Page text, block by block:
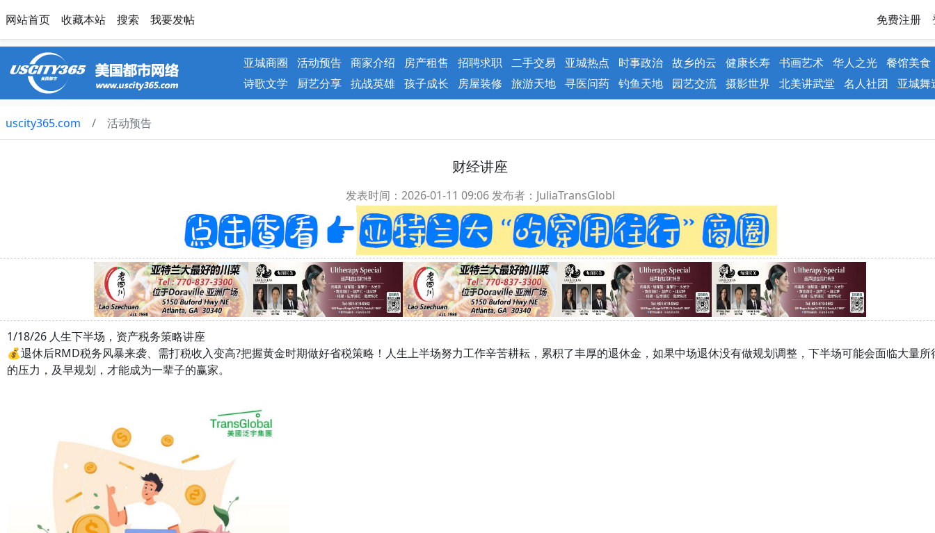
网站首页 收藏本站 搜索 我要发帖 免费注册
亚城商圈 活动预告 商家介绍 房产租售 招聘求职 二手交易 亚城热点 时事政治 故乡的云 健康长寿 书画艺术 华人之光 餐馆美食
诗歌文学
厨艺分享 抗战英雄 孩子成长 房屋装修 旅游天地 寻医问药 钓鱼天地 园艺交流 摄影世界 北美讲武堂 名人社团 亚城舞
uscity365.com 活动预告
财经讲座
发表时间：2026-01-11 09:06 发布者：JuliaTransGlobl
1/18/26 人生下半场，资产税务策略讲座
💰退休后RMD税务风暴来袭、需打税收入变高?把握黄金时期做好省税策略！人生上半场努力工作辛苦耕耘，累积了丰厚的退休金，如果中场退休没有做规划调整，下半场可能会面临大量所
的压力，及早规划，才能成为一辈子的赢家。